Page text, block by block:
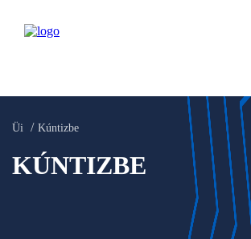
Üi Kúntizbe
KÚNTIZBE